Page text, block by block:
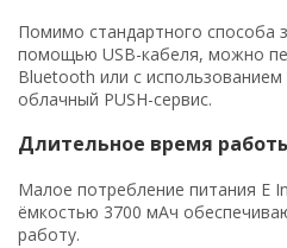
Помимо стандартного способа
помощью USB-кабеля, можно
Bluetooth или с
облачный PUSH-сервис.
Длительное время
Малое потребление питания E
ёмкостью 3700 мАч
работу.